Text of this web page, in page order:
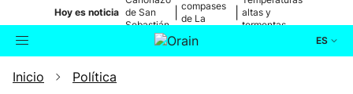
Hoy es noticia de San
Sebastián
compases
de La
altas y
tormentas
ES
Buscador
Inicio Política